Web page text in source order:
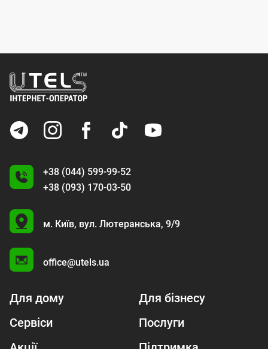
+38 (044) 599-99-52
+38 (093) 170-03-50
U
м. Київ, вул. Лютеранська, 9/9
office@utels.ua
Для дому
Для бізнесу
Сервіси
Послуги